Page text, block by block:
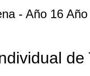
- Año 16